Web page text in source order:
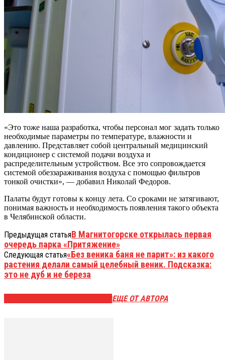
«Это тоже наша разработка, чтобы персонал мог задать только
необходимые параметры по температуре, влажности и
давлению. Представляет собой центральный медицинский
кондиционер с системой подачи воздуха и
распределительным устройством. Все это сопровождается
системой обеззараживания воздуха с помощью фильтров
тонкой очистки», — добавил Николай Федоров.
Палаты будут готовы к концу лета. Со сроками не затягивают,
понимая важность и необходимость появления такого объекта
в Челябинской области.
Предыдущая статьяВ Магнитогорске открылась первая
очередь парка «Притяжение»
Следующая статья«Без веника баня не парит»: из какого
растения делали самый целебный веник. Подсказка:
это не дуб и не береза
ЕЩЕ ОТ АВТОРА